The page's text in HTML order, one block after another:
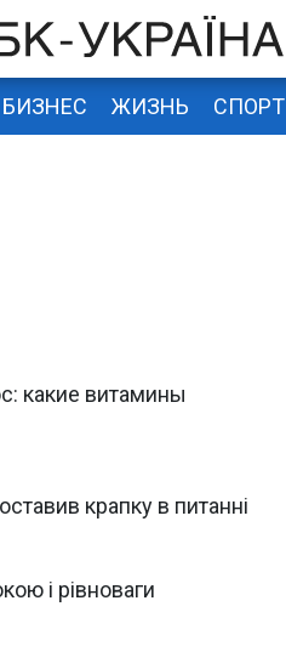
БИЗНЕС ЖИЗНЬ СПОРТ
какие витамины
крапку в питанні
і рівноваги